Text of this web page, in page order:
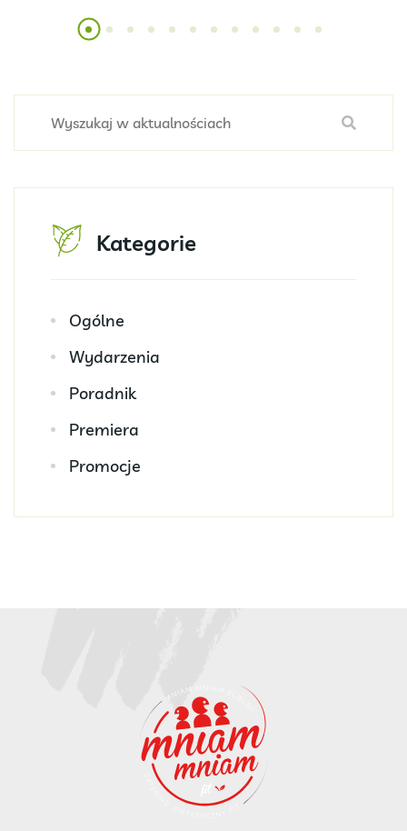
Kategorie
Ogólne
Wydarzenia
Poradnik
Premiera
Promocje